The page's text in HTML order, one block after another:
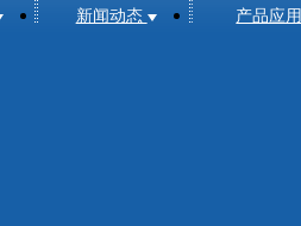
新闻动态 产品应用